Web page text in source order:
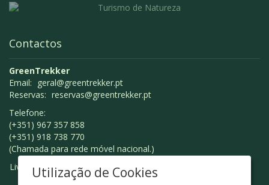
Contactos
GreenTrekker
Email: geral@greentrekker.pt
Reservas: reservas@greentrekker.pt
Telefone:
(+351) 967 357 858
(+351) 918 738 770
(Chamada para rede móvel nacional.)
Livro de Reclamações
Utilização de Cookies